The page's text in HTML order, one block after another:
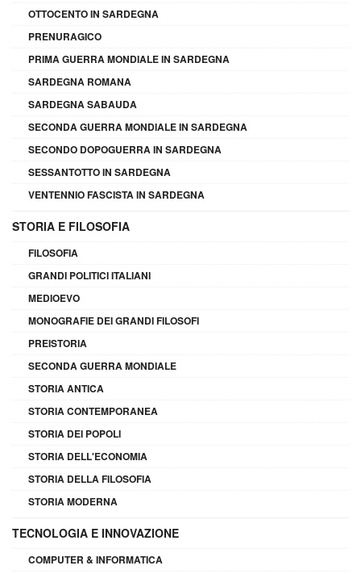
OTTOCENTO IN SARDEGNA
PRENURAGICO
PRIMA GUERRA MONDIALE IN SARDEGNA
SARDEGNA ROMANA
SARDEGNA SABAUDA
SECONDA GUERRA MONDIALE IN SARDEGNA
SECONDO DOPOGUERRA IN SARDEGNA
SESSANTOTTO IN SARDEGNA
VENTENNIO FASCISTA IN SARDEGNA
STORIA E FILOSOFIA
FILOSOFIA
GRANDI POLITICI ITALIANI
MEDIOEVO
MONOGRAFIE DEI GRANDI FILOSOFI
PREISTORIA
SECONDA GUERRA MONDIALE
STORIA ANTICA
STORIA CONTEMPORANEA
STORIA DEI POPOLI
STORIA DELL'ECONOMIA
STORIA DELLA FILOSOFIA
STORIA MODERNA
TECNOLOGIA E INNOVAZIONE
COMPUTER & INFORMATICA